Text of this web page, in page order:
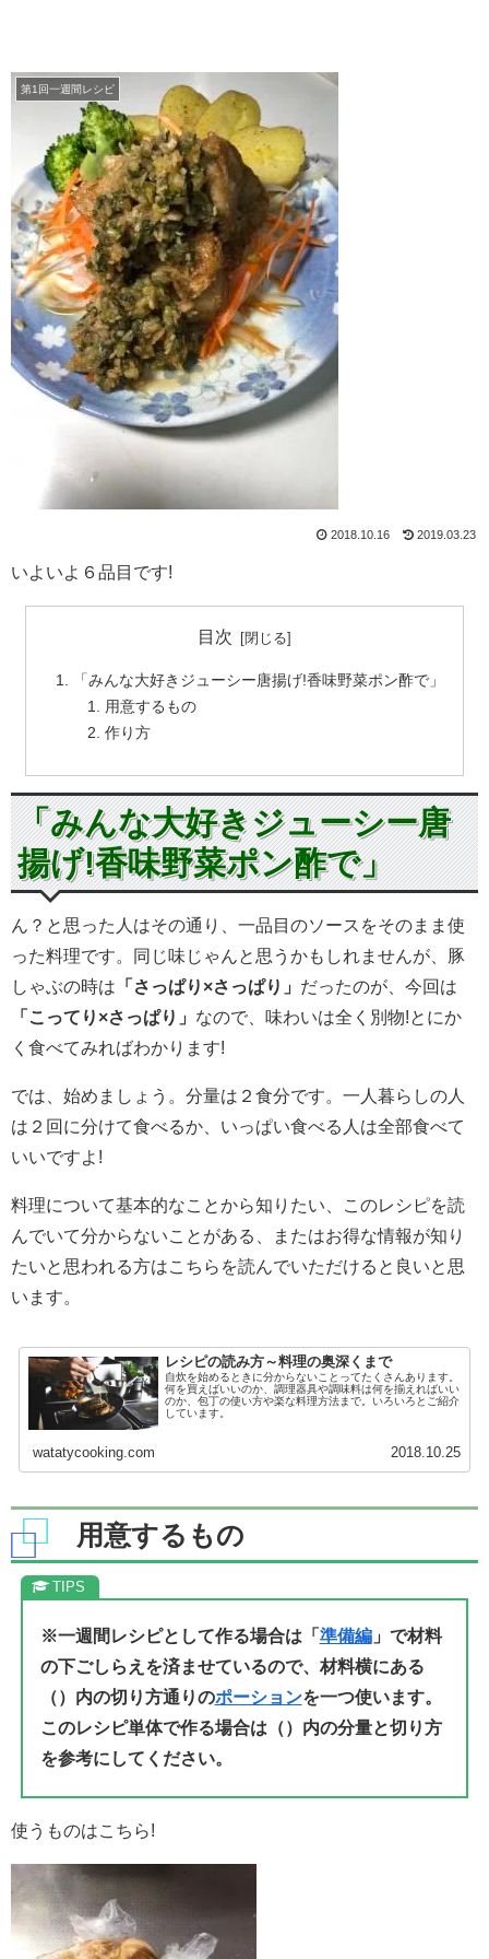
第1回一週間レシピ
2018.10.16 2019.03.23
いよいよ６品目です!
目次
「みんな大好きジューシー唐揚げ!香味野菜ポン酢で」
用意するもの
作り方
「みんな大好きジューシー唐
揚げ!香味野菜ポン酢で」
ん？と思った人はその通り、一品目のソースをそのまま使
った料理です。同じ味じゃんと思うかもしれませんが、豚
しゃぶの時は 「さっぱり×さっぱり」 だったのが、今回は
「こってり×さっぱり」 なので、味わいは全く別物!とにか
く食べてみればわかります!
では、始めましょう。分量は２食分です。一人暮らしの人
は２回に分けて食べるか、いっぱい食べる人は全部食べて
いいですよ!
料理について基本的なことから知りたい、このレシピを読
んでいて分からないことがある、またはお得な情報が知り
たいと思われる方はこちらを読んでいただけると良いと思
います。
レシピの読み方～料理の奥深くまで
自炊を始めるときに分からないことってたくさんあります。
何を買えばいいのか、調理器具や調味料は何を揃えればいい
のか、包丁の使い方や楽な料理方法まで。いろいろとご紹介
しています。
watatycooking.com 2018.10.25
用意するもの
※一週間レシピとして作る場合は「 準備編」で材料
の下ごしらえを済ませているので、材料横にある
（）内の切り方通りのポーションを一つ使います。
このレシピ単体で作る場合は（）内の分量と切り方
を参考にしてください。
使うものはこちら!